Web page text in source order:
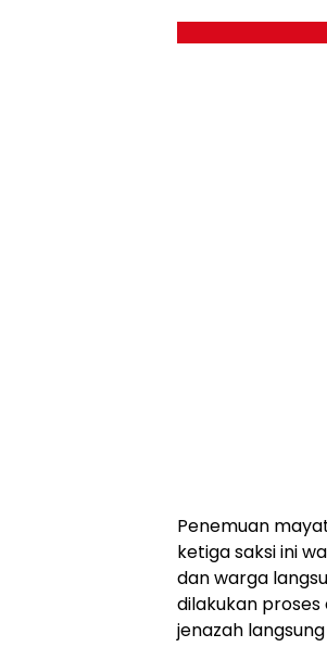
Penemuan
ketiga saksi ini
dan warga
dilakukan proses
jenazah